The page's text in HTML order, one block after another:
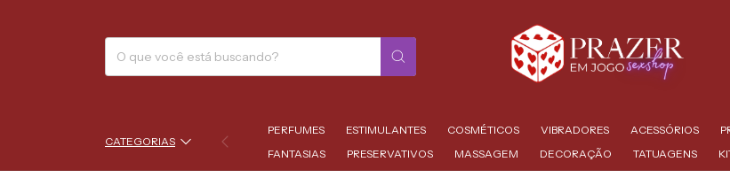
CATEGORIAS
PERFUMES ESTIMULANTES COSMÉTICOS VIBRADORES ACESSÓRIOS
FANTASIAS
PRESERVATIVOS MASSAGEM DECORAÇÃO TATUAGENS